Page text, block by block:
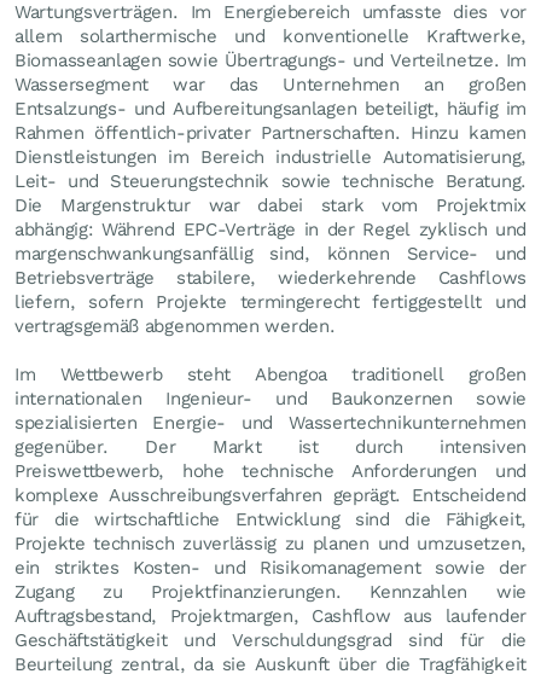
Wartungsverträgen. Im Energiebereich umfasste dies vor
allem solarthermische und konventionelle Kraftwerke,
Biomasseanlagen sowie Übertragungs- und Verteilnetze. Im
Wassersegment war das Unternehmen an großen
Entsalzungs- und Aufbereitungsanlagen beteiligt, häufig im
Rahmen öffentlich-privater Partnerschaften. Hinzu kamen
Dienstleistungen im Bereich industrielle Automatisierung,
Leit- und Steuerungstechnik sowie technische Beratung.
Die Margenstruktur war dabei stark vom Projektmix
abhängig: Während EPC-Verträge in der Regel zyklisch und
margenschwankungsanfällig sind, können Service- und
Betriebsverträge stabilere, wiederkehrende Cashflows
liefern, sofern Projekte termingerecht fertiggestellt und
vertragsgemäß abgenommen werden.
Im Wettbewerb steht Abengoa traditionell großen
internationalen Ingenieur- und Baukonzernen sowie
spezialisierten Energie- und Wassertechnikunternehmen
gegenüber. Der Markt ist durch intensiven
Preiswettbewerb, hohe technische Anforderungen und
komplexe Ausschreibungsverfahren geprägt. Entscheidend
für die wirtschaftliche Entwicklung sind die Fähigkeit,
Projekte technisch zuverlässig zu planen und umzusetzen,
ein striktes Kosten- und Risikomanagement sowie der
Zugang zu Projektfinanzierungen. Kennzahlen wie
Auftragsbestand, Projektmargen, Cashflow aus laufender
Geschäftstätigkeit und Verschuldungsgrad sind für die
Beurteilung zentral, da sie Auskunft über die Tragfähigkeit